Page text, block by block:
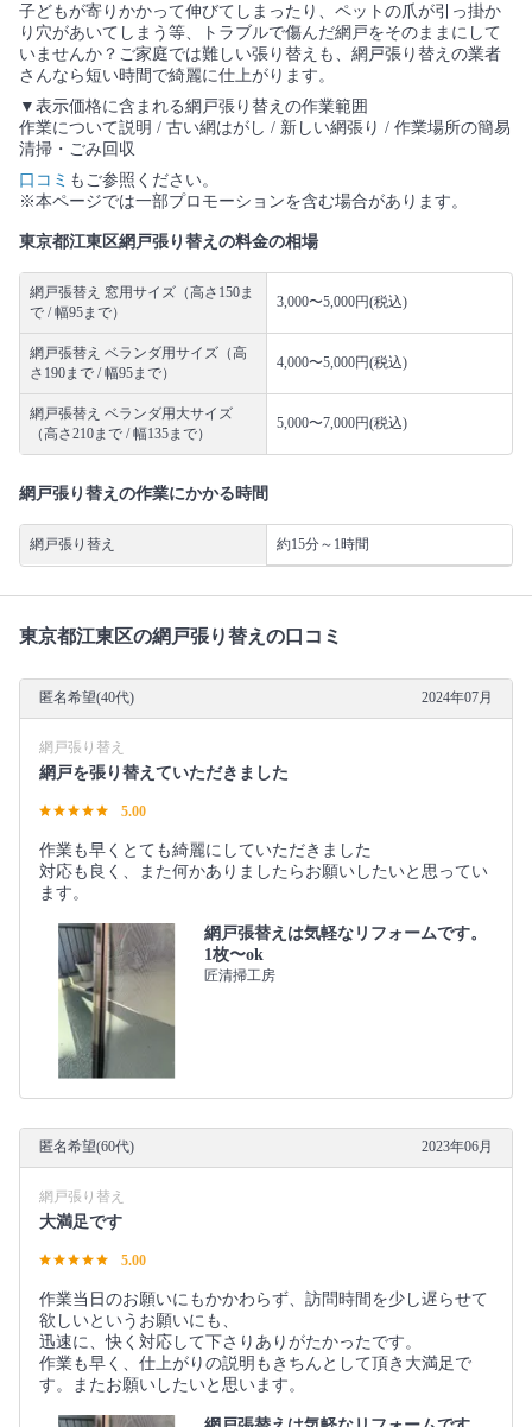
子どもが寄りかかって伸びてしまったり、ペットの爪が引っ掛か
り穴があいてしまう等、トラブルで傷んだ網戸をそのままにして
いませんか？ご家庭では難しい張り替えも、網戸張り替えの業者
さんなら短い時間で綺麗に仕上がります。
▼表示価格に含まれる網戸張り替えの作業範囲
作業について説明 / 古い網はがし / 新しい網張り / 作業場所の簡易
清掃・ごみ回収
口コミ もご参照ください。
※本ページでは一部プロモーションを含む場合があります。
東京都江東区網戸張り替えの料金の相場
網戸張替え 窓用サイズ（高さ150ま
で / 幅95まで）
3,000〜5,000円(税込)
網戸張替え ベランダ用サイズ（高
さ190まで / 幅95まで）
4,000〜5,000円(税込)
網戸張替え ベランダ用大サイズ
（高さ210まで / 幅135まで）
5,000〜7,000円(税込)
網戸張り替えの作業にかかる時間
網戸張り替え 約15分～1時間
東京都江東区の網戸張り替えの口コミ
匿名希望(40代) 2024年07月
網戸張り替え
網戸を張り替えていただきました
5.00
作業も早くとても綺麗にしていただきました
対応も良く、また何かありましたらお願いしたいと思ってい
ます。
網戸張替えは気軽なリフォームです。
1枚〜ok
匠清掃工房
匿名希望(60代) 2023年06月
網戸張り替え
大満足です
5.00
作業当日のお願いにもかかわらず、訪問時間を少し遅らせて
欲しいというお願いにも、
迅速に、快く対応して下さりありがたかったです。
作業も早く、仕上がりの説明もきちんとして頂き大満足で
す。またお願いしたいと思います。